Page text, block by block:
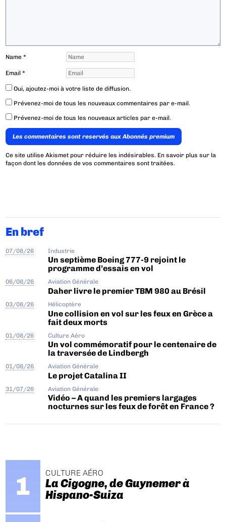
Name*
Email*
Oui, ajoutez-moi à votre liste de diffusion.
Prévenez-moi de tous les nouveaux commentaires par e-mail.
Prévenez-moi de tous les nouveaux articles par e-mail.
Les commentaires sont reservés aux Abonnés premium
Ce site utilise Akismet pour réduire les indésirables. En savoir plus sur la
façon dont les données de vos commentaires sont traitées.
En bref
07/08/26 Industrie
Un septième Boeing 777-9 rejoint le
programme d’essais en vol
06/08/26 Aviation Générale
Daher livre le premier TBM 980 au Brésil
03/08/26 Hélicoptère
Une collision en vol sur les feux en Grèce a
fait deux morts
01/08/26 Culture Aéro
Un vol commémoratif pour le centenaire de
la traversée de Lindbergh
01/08/26 Aviation Générale
Le projet Catalina II
31/07/26 Aviation Générale
Vidéo – A quand les premiers largages
nocturnes sur les feux de forêt en France ?
CULTURE AÉRO
La Cigogne, de Guynemer à
Hispano-Suiza